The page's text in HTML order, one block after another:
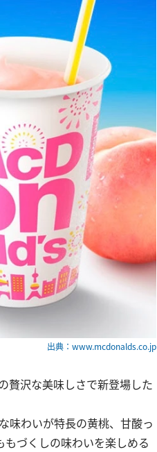
出典：www.mcdonalds.co.jp
贅沢な美味しさで新登場した
味わいが特長の黄桃、甘酸っ
づくしの味わいを楽しめる